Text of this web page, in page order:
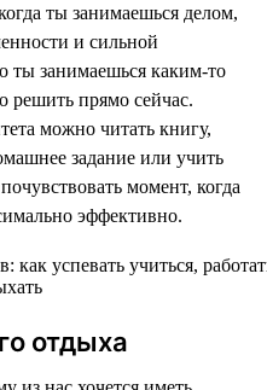
ты занимаешься делом,
и сильной
ты занимаешься каким-то
решить прямо сейчас.
можно читать книгу,
задание или учить
момент, когда
эффективно.
отдыха